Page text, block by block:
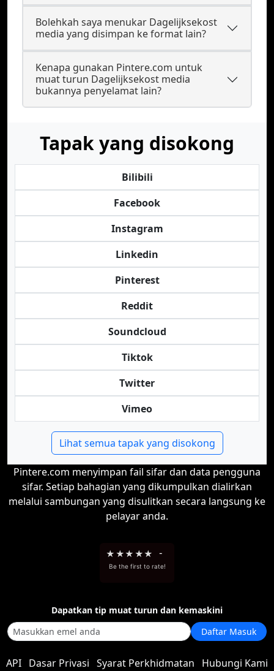
Bolehkah saya menukar Dagelijksekost
media yang disimpan ke format lain?
Kenapa gunakan Pintere.com untuk
muat turun Dagelijksekost media
bukannya penyelamat lain?
Tapak yang disokong
Bilibili
Facebook
Instagram
Linkedin
Pinterest
Reddit
Soundcloud
Tiktok
Twitter
Vimeo
Lihat semua tapak yang disokong
Pintere.com menyimpan fail sifar dan data pengguna
sifar. Setiap bahagian yang dikumpulkan dialirkan
melalui sambungan yang disulitkan secara langsung ke
pelayar anda.
★ ★★ ★★ -
Be the first to rate!
Dapatkan tip muat turun dan kemaskini
Daftar Masuk
API Dasar Privasi Syarat Perkhidmatan Hubungi Kami